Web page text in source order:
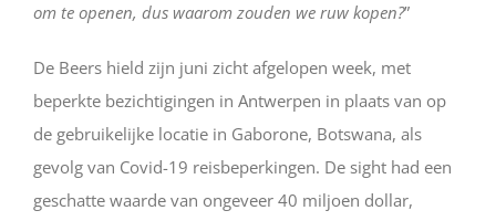
om te openen, dus waarom zouden we ruw kopen?”
De Beers hield zijn juni zicht afgelopen week, met
beperkte bezichtigingen in Antwerpen in plaats van op
de gebruikelijke locatie in Gaborone, Botswana, als
gevolg van Covid-19 reisbeperkingen. De sight had een
geschatte waarde van ongeveer 40 miljoen dollar,